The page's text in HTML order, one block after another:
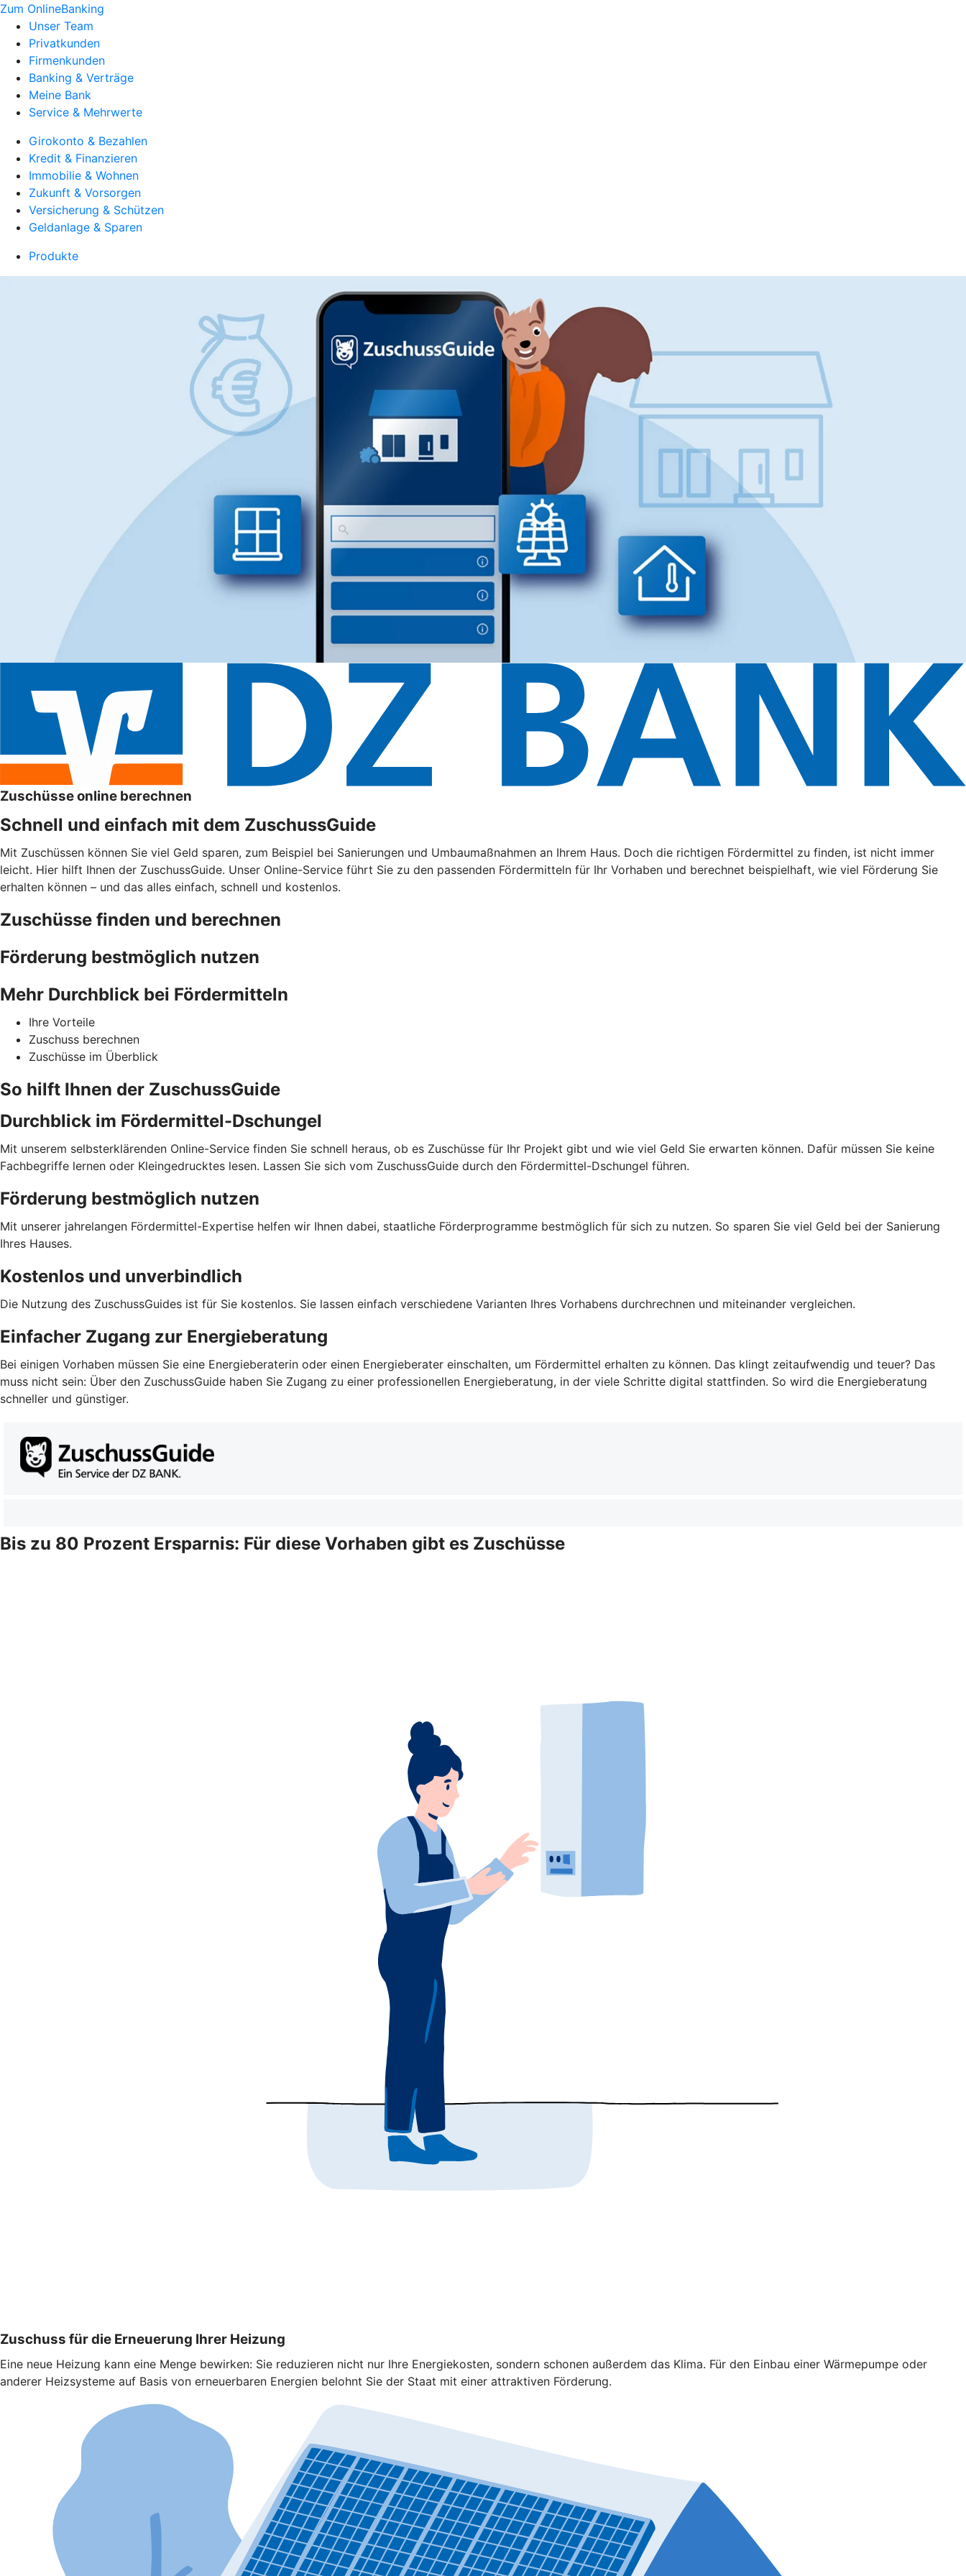
Zum OnlineBanking
Unser Team
Privatkunden
Firmenkunden
Banking & Verträge
Meine Bank
Service & Mehrwerte
Girokonto & Bezahlen
Kredit & Finanzieren
Immobilie & Wohnen
Zukunft & Vorsorgen
Versicherung & Schützen
Geldanlage & Sparen
Produkte
Zuschüsse online berechnen
Schnell und einfach mit dem ZuschussGuide
Mit Zuschüssen können Sie viel Geld sparen, zum Beispiel bei Sanierungen und Umbaumaßnahmen an Ihrem Haus. Doch die richtigen Fördermittel zu finden, ist nicht immer
leicht. Hier hilft Ihnen der ZuschussGuide. Unser Online-Service führt Sie zu den passenden Fördermitteln für Ihr Vorhaben und berechnet beispielhaft, wie viel Förderung Sie
erhalten können – und das alles einfach, schnell und kostenlos.
Zuschüsse finden und berechnen
Förderung bestmöglich nutzen
Mehr Durchblick bei Fördermitteln
Ihre Vorteile
Zuschuss berechnen
Zuschüsse im Überblick
So hilft Ihnen der ZuschussGuide
Durchblick im Fördermittel-Dschungel
Mit unserem selbsterklärenden Online-Service finden Sie schnell heraus, ob es Zuschüsse für Ihr Projekt gibt und wie viel Geld Sie erwarten können. Dafür müssen Sie keine
Fachbegriffe lernen oder Kleingedrucktes lesen. Lassen Sie sich vom ZuschussGuide durch den Fördermittel-Dschungel führen.
Förderung bestmöglich nutzen
Mit unserer jahrelangen Fördermittel-Expertise helfen wir Ihnen dabei, staatliche Förderprogramme bestmöglich für sich zu nutzen. So sparen Sie viel Geld bei der Sanierung
Ihres Hauses.
Kostenlos und unverbindlich
Die Nutzung des ZuschussGuides ist für Sie kostenlos. Sie lassen einfach verschiedene Varianten Ihres Vorhabens durchrechnen und miteinander vergleichen.
Einfacher Zugang zur Energieberatung
Bei einigen Vorhaben müssen Sie eine Energieberaterin oder einen Energieberater einschalten, um Fördermittel erhalten zu können. Das klingt zeitaufwendig und teuer? Das
muss nicht sein: Über den ZuschussGuide haben Sie Zugang zu einer professionellen Energieberatung, in der viele Schritte digital stattfinden. So wird die Energieberatung
schneller und günstiger.
Bis zu 80 Prozent Ersparnis: Für diese Vorhaben gibt es Zuschüsse
Zuschuss für die Erneuerung Ihrer Heizung
Eine neue Heizung kann eine Menge bewirken: Sie reduzieren nicht nur Ihre Energiekosten, sondern schonen außerdem das Klima. Für den Einbau einer Wärmepumpe oder
anderer Heizsysteme auf Basis von erneuerbaren Energien belohnt Sie der Staat mit einer attraktiven Förderung.